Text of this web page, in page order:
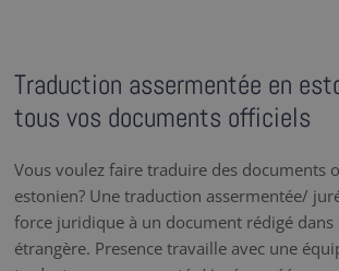
Traduction assermentée en
tous vos documents officiels
Vous voulez faire traduire des documents
estonien? Une traduction assermentée/
force juridique à un document rédigé dans
étrangère. Presence travaille avec une